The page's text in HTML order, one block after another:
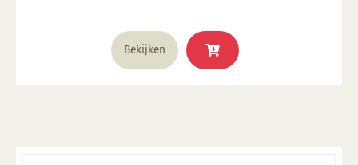
Bekijken